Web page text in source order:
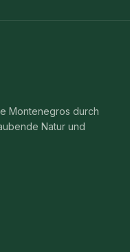
Montenegros durch
Natur und